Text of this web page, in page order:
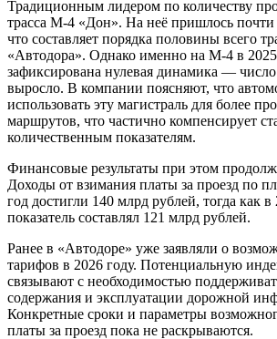
Традиционным лидером по количеству
трасса М-4 «Дон». На неё пришлось почти
что составляет порядка половины всего
«Автодора». Однако именно на М-4 в
зафиксирована нулевая динамика —
выросло. В компании поясняют, что
использовать эту магистраль для более
маршрутов, что частично компенсирует
количественным показателям.
Финансовые результаты при этом
Доходы от взимания платы за проезд по
год достигли 140 млрд рублей, тогда как в
показатель составлял 121 млрд рублей.
Ранее в «Автодоре» уже заявляли о
тарифов в 2026 году. Потенциальную
связывают с необходимостью
содержания и эксплуатации дорожной
Конкретные сроки и параметры
платы за проезд пока не раскрываются.